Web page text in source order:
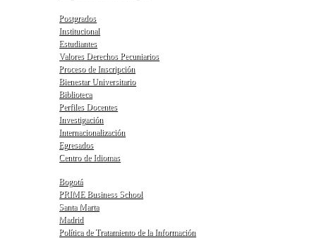
Postgrados
Institucional
Estudiantes
Valores Derechos Pecuniarios
Proceso de Inscripción
Bienestar Universitario
Biblioteca
Perfiles Docentes
Investigación
Internacionalización
Egresados
Centro de Idiomas
Bogotá
PRIME Business School
Santa Marta
Madrid
Política de Tratamiento de la Información